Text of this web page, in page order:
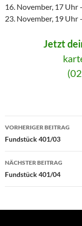
16. November, 17
23. November, 19 Uhr
Jetzt
VORHERIGER BEITRAG
Fundstück 401/03
NÄCHSTER BEITRAG
Fundstück 401/04